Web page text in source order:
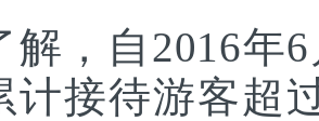
自2016年6
计接待游客超